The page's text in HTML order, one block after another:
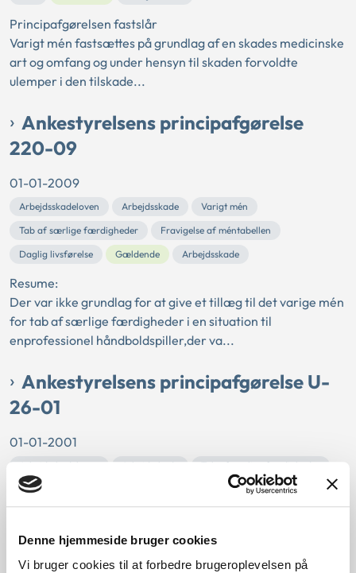
Denne hjemmeside bruger cookies
Vi bruger cookies til at forbedre brugeroplevelsen på
Principafgørelsen fastslår
Varigt mén fastsættes på grundlag af en skades medicinske
art og omfang og under hensyn til skaden forvoldte
ulemper i den tilskade...
Ankestyrelsens principafgørelse
220-09
01-01-2009
Arbejdsskadeloven Arbejdsskade
Varigt mén
Tab af særlige færdigheder
Fravigelse af méntabellen
Daglig livsførelse
Gældende Arbejdsskade
Resume:
Der var ikke grundlag for at give et tillæg til det varige mén
for tab af særlige færdigheder i en situation til
enprofessionel håndboldspiller,der va...
Ankestyrelsens principafgørelse U-
26-01
01-01-2001
Arbejdsskadeloven Arbejdsskade
Tab af særlige færdigheder
Fingerskade
Historisk
Resume:
Ankestyrelsen fandt ikke grundlag for at forhøje den